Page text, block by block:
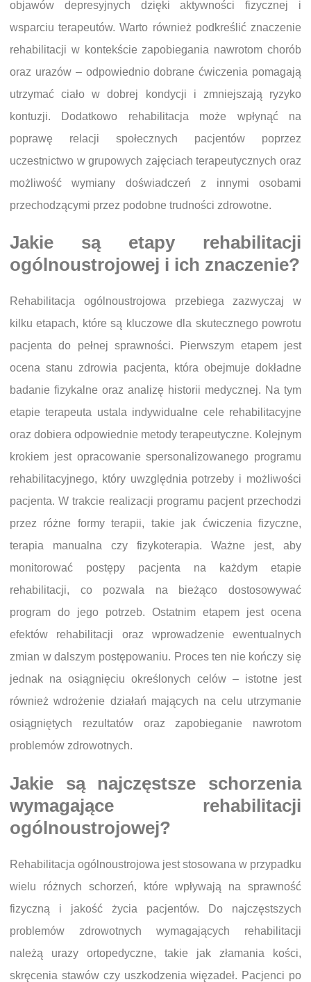
objawów depresyjnych dzięki aktywności fizycznej i
wsparciu terapeutów. Warto również podkreślić znaczenie
rehabilitacji w kontekście zapobiegania nawrotom chorób
oraz urazów – odpowiednio dobrane ćwiczenia pomagają
utrzymać ciało w dobrej kondycji i zmniejszają ryzyko
kontuzji. Dodatkowo rehabilitacja może wpłynąć na
poprawę relacji społecznych pacjentów poprzez
uczestnictwo w grupowych zajęciach terapeutycznych oraz
możliwość wymiany doświadczeń z innymi osobami
przechodzącymi przez podobne trudności zdrowotne.
Jakie są etapy rehabilitacji
ogólnoustrojowej i ich znaczenie?
Rehabilitacja ogólnoustrojowa przebiega zazwyczaj w
kilku etapach, które są kluczowe dla skutecznego powrotu
pacjenta do pełnej sprawności. Pierwszym etapem jest
ocena stanu zdrowia pacjenta, która obejmuje dokładne
badanie fizykalne oraz analizę historii medycznej. Na tym
etapie terapeuta ustala indywidualne cele rehabilitacyjne
oraz dobiera odpowiednie metody terapeutyczne. Kolejnym
krokiem jest opracowanie spersonalizowanego programu
rehabilitacyjnego, który uwzględnia potrzeby i możliwości
pacjenta. W trakcie realizacji programu pacjent przechodzi
przez różne formy terapii, takie jak ćwiczenia fizyczne,
terapia manualna czy fizykoterapia. Ważne jest, aby
monitorować postępy pacjenta na każdym etapie
rehabilitacji, co pozwala na bieżąco dostosowywać
program do jego potrzeb. Ostatnim etapem jest ocena
efektów rehabilitacji oraz wprowadzenie ewentualnych
zmian w dalszym postępowaniu. Proces ten nie kończy się
jednak na osiągnięciu określonych celów – istotne jest
również wdrożenie działań mających na celu utrzymanie
osiągniętych rezultatów oraz zapobieganie nawrotom
problemów zdrowotnych.
Jakie są najczęstsze schorzenia
wymagające rehabilitacji
ogólnoustrojowej?
Rehabilitacja ogólnoustrojowa jest stosowana w przypadku
wielu różnych schorzeń, które wpływają na sprawność
fizyczną i jakość życia pacjentów. Do najczęstszych
problemów zdrowotnych wymagających rehabilitacji
należą urazy ortopedyczne, takie jak złamania kości,
skręcenia stawów czy uszkodzenia więzadeł. Pacjenci po